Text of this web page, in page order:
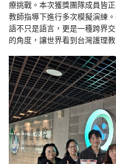
療挑戰。本次獲獎團隊成員皆
教師指導下進行多次模擬演練
語不只是語言，更是一種跨界
的角度，讓世界看到台灣護理教